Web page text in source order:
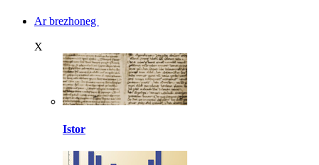
Ar brezhoneg
X
Istor